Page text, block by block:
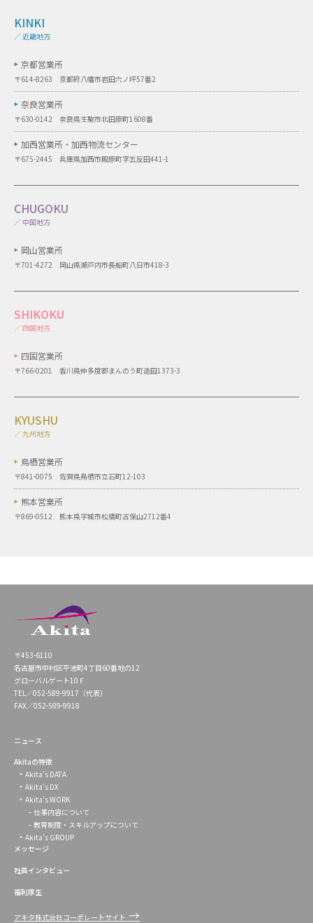
KINKI
／ 近畿地方
京都営業所
〒614-8263 京都府八幡市岩田六ノ坪57番2
奈良営業所
〒630-0142 奈良県生駒市北田原町1608番
加西営業所・ 加西物流センター
〒675-2445 兵庫県加西市殿原町字五反田441-1
CHUGOKU
／ 中国地方
岡山営業所
〒701-4272 岡山県瀬戸内市長船町八日市418-3
SHIKOKU
／ 四国地方
四国営業所
〒766-0201 香川県仲多度郡まんのう町造田1373-3
KYUSHU
／ 九州地方
鳥栖営業所
〒841-0075 佐賀県鳥栖市立石町12-103
熊本営業所
〒869-0512 熊本県宇城市松橋町古保山2712番4
〒453-6110
名古屋市中村区平池町4丁目60番地の12
グローバルゲート10Ｆ
TEL／052-589-9917（代表）
FAX／052-589-9918
ニュース
Akitaの特徴
Akita’s DATA
Akita’s DX
Akita’s WORK
仕事内容について
教育制度・スキルアップについて
Akita’s GROUP
メッセージ
社員インタビュー
福利厚生
アキタ株式会社コーポレートサイト